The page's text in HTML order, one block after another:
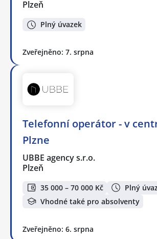
Plzeň
Plný úvazek
Zveřejněno: 7. srpna
Telefonní operátor - v
Plzne
UBBE agency s.r.o.
Plzeň
35 000 – 70 000 Kč
Plný
Vhodné také pro absolventy
Zveřejněno: 6. srpna